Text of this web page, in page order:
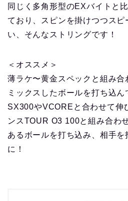
同じく多角形型のEXバイトと
ており、スピンを掛けつつス
い、そんなストリングです！
＜オススメ＞
薄ラケ〜黄金スペックと組み合
ミックスしたボールを打ち込ん
SX300やVCOREと合わせて伸
ンスTOUR O3 100と組み合わ
あるボールを打ち込み、相手を
に！